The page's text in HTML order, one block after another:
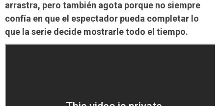
arrastra, pero también agota porque no siempre
confía en que el espectador pueda completar lo
que la serie decide mostrarle todo el tiempo.